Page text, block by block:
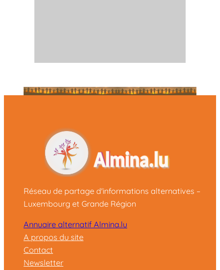
Réseau de partage d'informations alternatives –
Luxembourg et Grande Région
Annuaire alternatif Almina.lu
A propos du site
Contact
Newsletter